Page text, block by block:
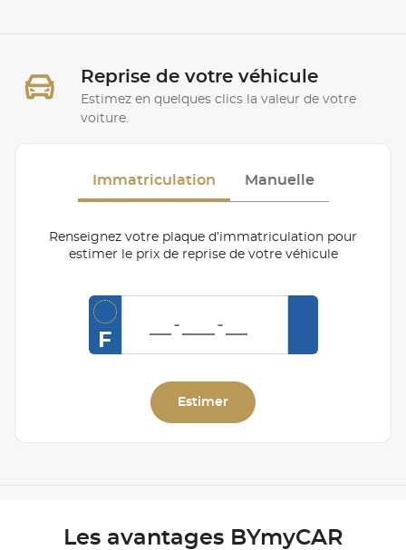
Reprise de votre véhicule
Estimez en quelques clics la valeur de votre
voiture.
Immatriculation Manuelle
Renseignez votre plaque d’immatriculation pour
estimer le prix de reprise de votre véhicule
F
Estimer
Les avantages BYmyCAR